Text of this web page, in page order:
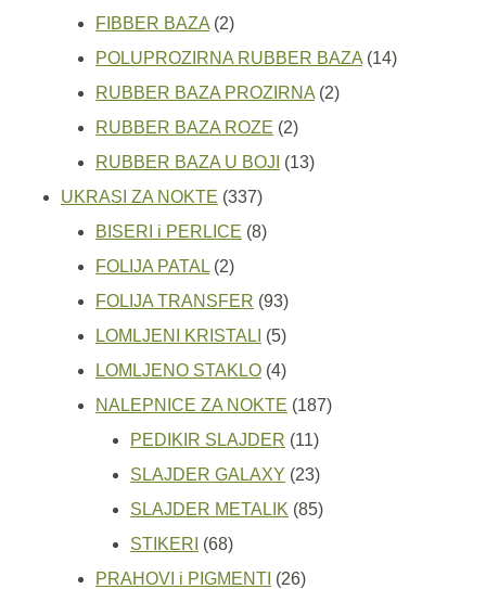
proizvoda
FIBBER BAZA 22
proizvoda
POLUPROZIRNA RUBBER BAZA 1414
RUBBER BAZA PROZIRNA 22
RUBBER BAZA ROZE 22
proizvoda
RUBBER BAZA U BOJI 1313
UKRASI ZA NOKTE 337337
proizvoda
BISERI i PERLICE 88
FOLIJA PATAL 22
proizvoda
FOLIJA TRANSFER 9393
proizvoda
LOMLJENI KRISTALI 55
proizvoda
LOMLJENO STAKLO 44
proizvoda
NALEPNICE ZA NOKTE 187187
PEDIKIR SLAJDER 1111
proizvoda
SLAJDER GALAXY 2323
proizvoda
SLAJDER METALIK 8585
STIKERI 6868
proizvoda
PRAHOVI i PIGMENTI 2626